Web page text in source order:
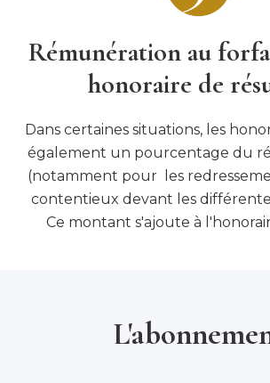
Rémunération au
honoraire de
Dans certaines situations, les
également un pourcentage du
(notamment pour les
contentieux devant les
Ce montant s'ajoute à